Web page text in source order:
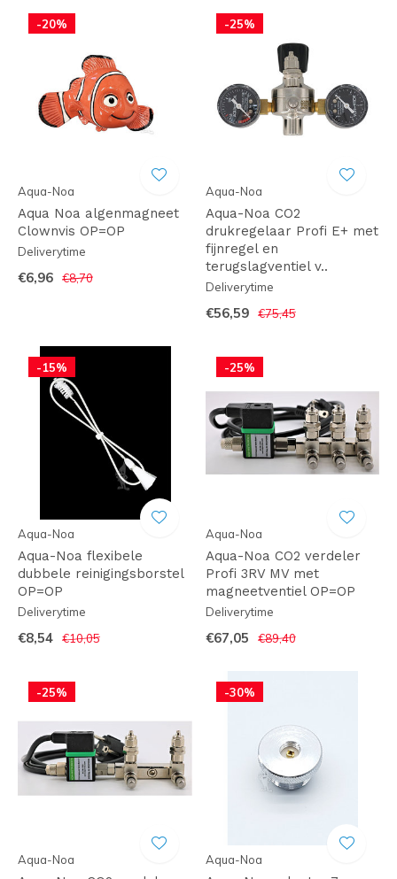
-20%
Aqua-Noa
Aqua Noa algenmagneet
Clownvis OP=OP
Deliverytime
€6,96 €8,70
-25%
Aqua-Noa
Aqua-Noa CO2
drukregelaar Profi E+ met
fijnregel en
terugslagventiel v..
Deliverytime
€56,59 €75,45
-15%
Aqua-Noa
Aqua-Noa flexibele
dubbele reinigingsborstel
OP=OP
Deliverytime
€8,54 €10,05
-25%
Aqua-Noa
Aqua-Noa CO2 verdeler
Profi 3RV MV met
magneetventiel OP=OP
Deliverytime
€67,05 €89,40
-25%
Aqua-Noa
-30%
Aqua-Noa